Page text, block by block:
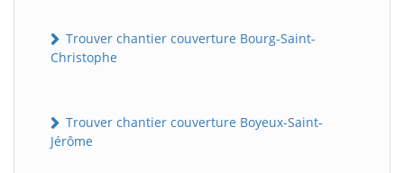
Trouver chantier couverture Bourg-Saint-
Christophe
Trouver chantier couverture Boyeux-Saint-
Jérôme